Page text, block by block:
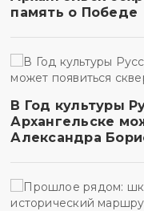
память о Победе
В Год культуры
Архангельске
Александра